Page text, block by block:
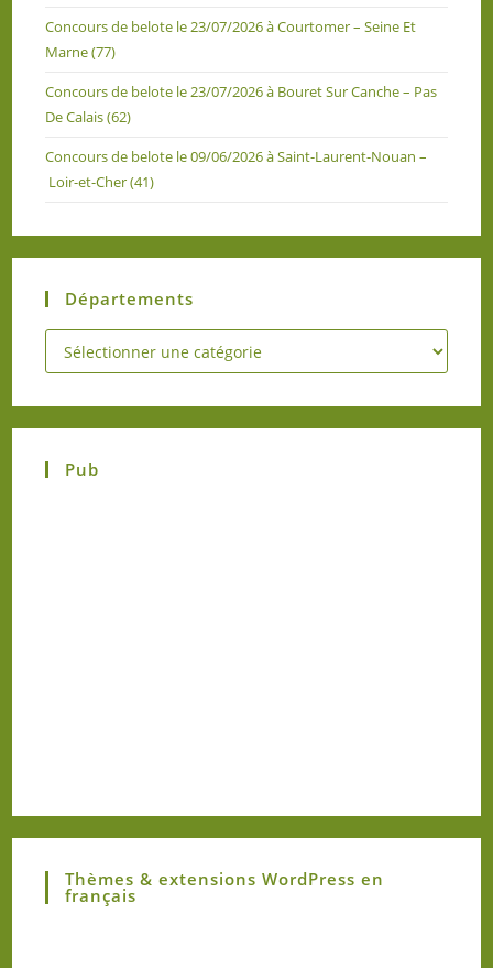
Concours de belote le 23/07/2026 à Courtomer – Seine Et
Marne (77)
Concours de belote le 23/07/2026 à Bouret Sur Canche – Pas
De Calais (62)
Concours de belote le 09/06/2026 à Saint-Laurent-Nouan –
Loir-et-Cher (41)
Départements
Pub
Thèmes & extensions WordPress en
français